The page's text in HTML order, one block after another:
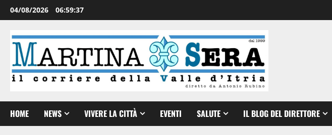
04/08/2026 06:59:37
HOME NEWS VIVERE LA CITTÀ EVENTI SALUTE IL BLOG DEL DIRETTORE